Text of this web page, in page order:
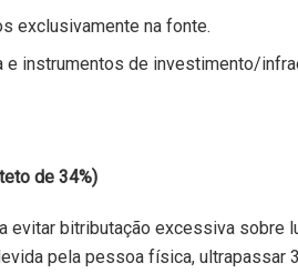
exclusivamente na fonte.
e instrumentos de investimento/
de 34%)
bitributação excessiva sobre
pela pessoa física, ultrapassar